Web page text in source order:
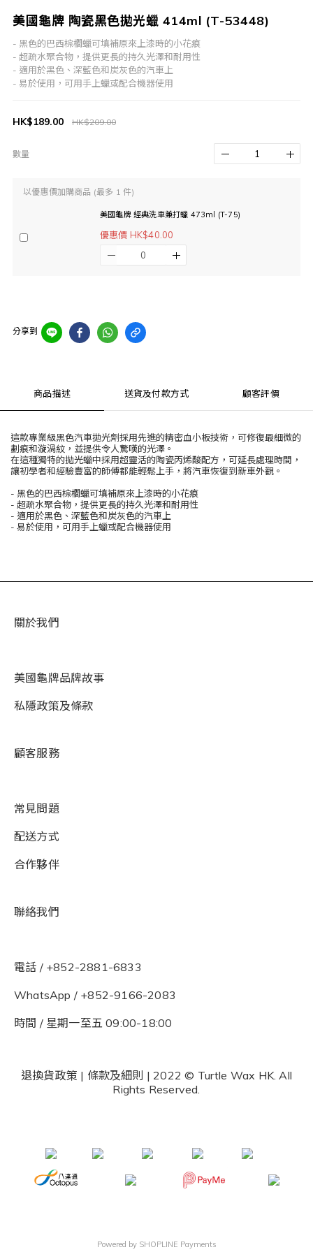
美國龜牌 陶瓷黑色拋光蠟 414ml (T-53448)
- 黑色的巴西棕櫚蠟可填補原來上漆時的小花痕
- 超疏水聚合物，提供更長的持久光澤和耐用性
- 適用於黑色、深藍色和炭灰色的汽車上
- 易於使用，可用手上蠟或配合機器使用
HK$209.00
HK$189.00
數量
以優惠價加購商品 (最多 1 件)
美國龜牌 經典洗車兼打蠟 473ml (T-75)
優惠價 HK$40.00
分享到
商品描述 送貨及付款方式 顧客評價
這款專業級黑色汽車拋光劑採用先進的精密血小板技術，可修復最細微的
劃痕和漩渦紋，並提供令人驚嘆的光澤。
在這種獨特的拋光蠟中採用超靈活的陶瓷丙烯酸配方，可延長處理時間，
讓初學者和經驗豐富的師傅都能輕鬆上手，將汽車恢復到新車外觀。
- 黑色的巴西棕櫚蠟可填補原來上漆時的小花痕
- 超疏水聚合物，提供更長的持久光澤和耐用性
- 適用於黑色、深藍色和炭灰色的汽車上
- 易於使用，可用手上蠟或配合機器使用
關於我們
美國龜牌品牌故事
私隱政策及條款
顧客服務
常見問題
配送方式
合作夥伴
聯絡我們
電話 / +852-2881-6833
WhatsApp / +852-9166-2083
時間 / 星期一至五 09:00-18:00
退換貨政策 | 條款及細則 | 2022 © Turtle Wax HK. All
Rights Reserved.
Powered by SHOPLINE Payments